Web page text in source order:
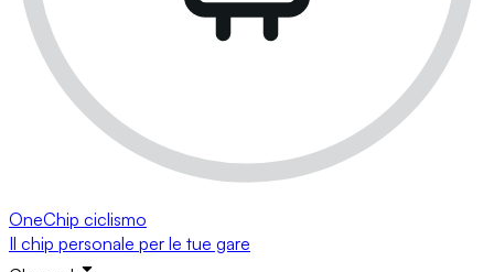
OneChip ciclismo
Il chip personale per le tue gare